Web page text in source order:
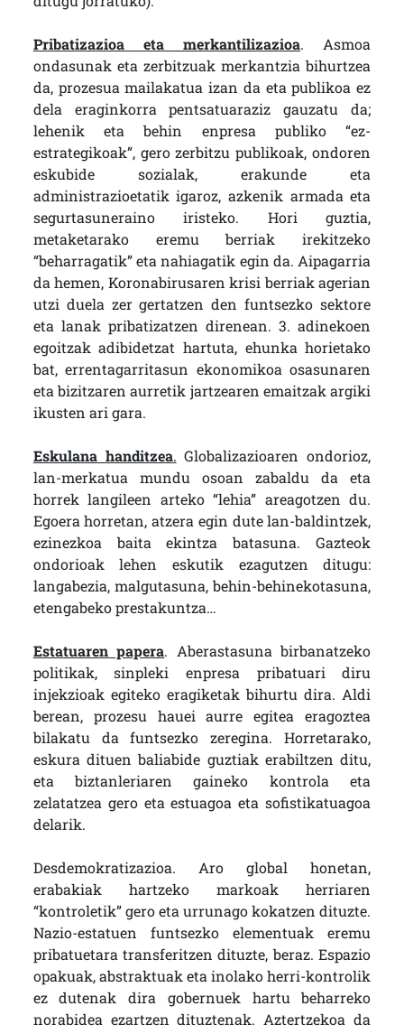
Pribatizazioa eta merkantilizazioa. Asmoa
ondasunak eta zerbitzuak merkantzia bihurtzea
da, prozesua mailakatua izan da eta publikoa ez
dela eraginkorra pentsatuaraziz gauzatu da;
lehenik eta behin enpresa publiko “ez-
estrategikoak”, gero zerbitzu publikoak, ondoren
eskubide sozialak, erakunde eta
administrazioetatik igaroz, azkenik armada eta
segurtasuneraino iristeko. Hori guztia,
metaketarako eremu berriak irekitzeko
“beharragatik” eta nahiagatik egin da. Aipagarria
da hemen, Koronabirusaren krisi berriak agerian
utzi duela zer gertatzen den funtsezko sektore
eta lanak pribatizatzen direnean. 3. adinekoen
egoitzak adibidetzat hartuta, ehunka horietako
bat, errentagarritasun ekonomikoa osasunaren
eta bizitzaren aurretik jartzearen emaitzak argiki
ikusten ari gara.
Eskulana handitzea. Globalizazioaren ondorioz,
lan-merkatua mundu osoan zabaldu da eta
horrek langileen arteko “lehia” areagotzen du.
Egoera horretan, atzera egin dute lan-baldintzek,
ezinezkoa baita ekintza batasuna. Gazteok
ondorioak lehen eskutik ezagutzen ditugu:
langabezia, malgutasuna, behin-behinekotasuna,
etengabeko prestakuntza…
Estatuaren papera. Aberastasuna birbanatzeko
politikak, sinpleki enpresa pribatuari diru
injekzioak egiteko eragiketak bihurtu dira. Aldi
berean, prozesu hauei aurre egitea eragoztea
bilakatu da funtsezko zeregina. Horretarako,
eskura dituen baliabide guztiak erabiltzen ditu,
eta biztanleriaren gaineko kontrola eta
zelatatzea gero eta estuagoa eta sofistikatuagoa
delarik.
Desdemokratizazioa. Aro global honetan,
erabakiak hartzeko markoak herriaren
“kontroletik” gero eta urrunago kokatzen dituzte.
Nazio-estatuen funtsezko elementuak eremu
pribatuetara transferitzen dituzte, beraz. Espazio
opakuak, abstraktuak eta inolako herri-kontrolik
ez dutenak dira gobernuek hartu beharreko
norabidea ezartzen dituztenak. Aztertzekoa da